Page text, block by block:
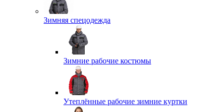
Зимняя спецодежда
Зимние рабочие костюмы
Утеплённые рабочие зимние куртки